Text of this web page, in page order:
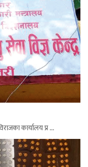
कार्यालय प्र ...